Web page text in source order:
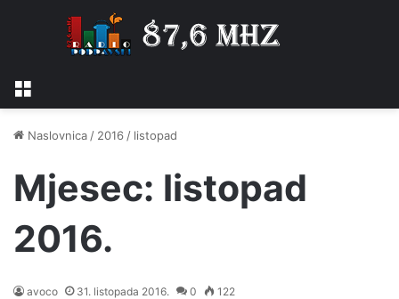
Naslovnica / 2016 / listopad
Mjesec: listopad
2016.
avoco 31. listopada 2016. 0 122